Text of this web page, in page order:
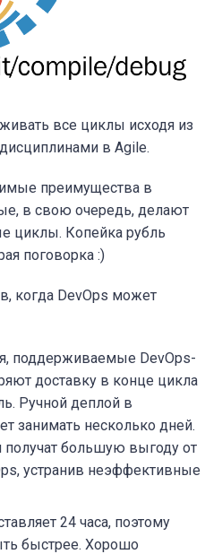
все циклы исходя из
в Agile.
преимущества в
в свою очередь, делают
циклы. Копейка рубль
поговорка :)
когда DevOps может
поддерживаемые DevOps-
доставку в конце цикла
Ручной деплой в
занимать несколько дней.
получат большую выгоду от
устранив неэффективные
24 часа, поэтому
быстрее. Хорошо